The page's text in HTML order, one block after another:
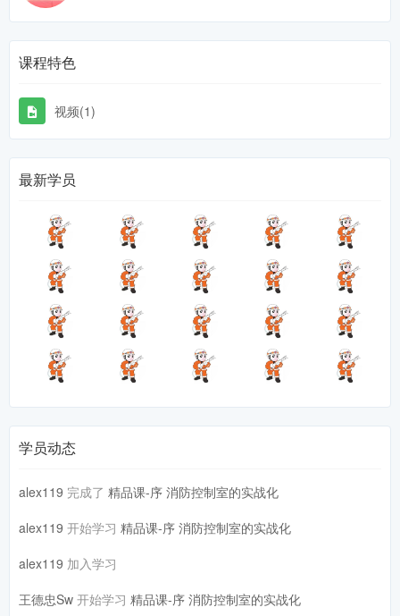
课程特色
视频(1)
最新学员
学员动态
alex119 完成了 精品课-序 消防控制室的实战化
alex119 开始学习 精品课-序 消防控制室的实战化
alex119 加入学习
王德忠Sw 开始学习 精品课-序 消防控制室的实战化